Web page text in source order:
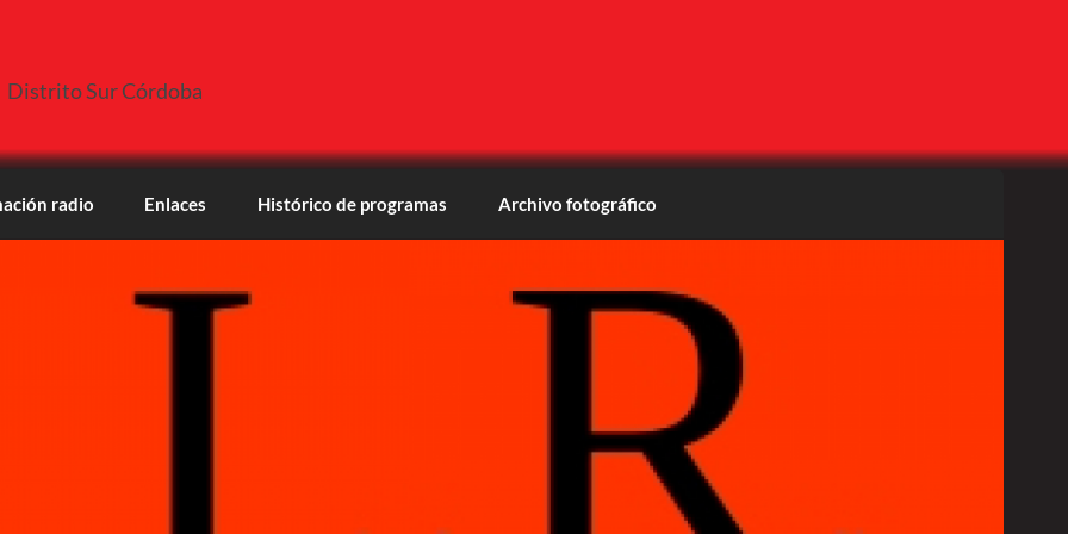
Distrito Sur Córdoba
radio Enlaces Histórico de programas Archivo fotográfico